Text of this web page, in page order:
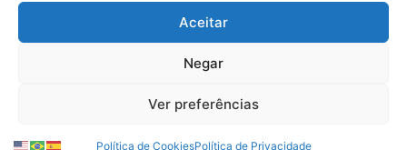
Aceitar
Negar
Ver preferências
Política de CookiesPolítica de Privacidade
CONTRA A FOME
Assine nossa newsletter e saiba